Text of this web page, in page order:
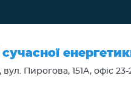
сучасної
Пирогова, 151А, офіс 23-